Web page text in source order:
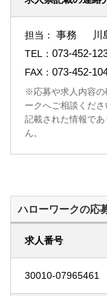
担当： 事務 川島
TEL： 073-452-
FAX： 073-452-
※応募や求人内容の
ークへご相談くだ
記載された情報で
ん。
ハローワークの応
求人番号
30010-07965461